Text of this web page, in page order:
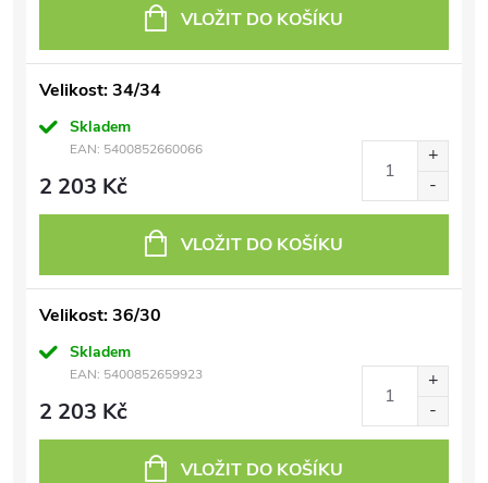
VLOŽIT DO KOŠÍKU
Velikost: 34/34
Skladem
EAN: 5400852660066
2 203 Kč
VLOŽIT DO KOŠÍKU
Velikost: 36/30
Skladem
EAN: 5400852659923
2 203 Kč
VLOŽIT DO KOŠÍKU